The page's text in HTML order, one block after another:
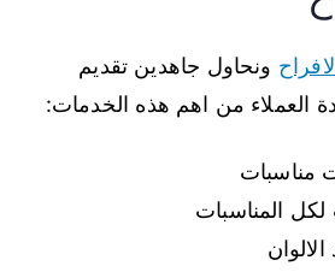
ونحاول جاهدين تقديم
العملاء من اهم هذه الخدمات:
مناسبات
لكل المناسبات